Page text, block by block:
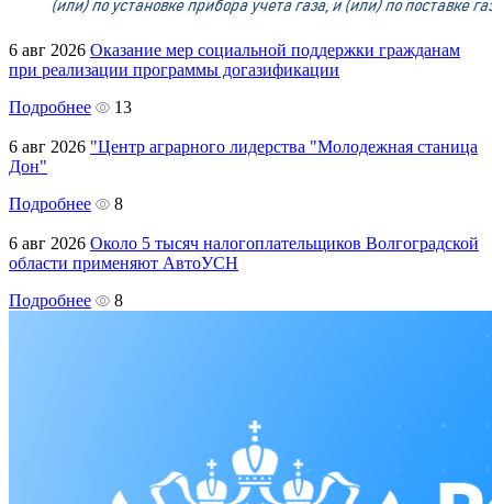
6 авг 2026 Оказание мер социальной поддержки гражданам
при реализации программы догазификации
Подробнее
13
6 авг 2026 "Центр аграрного лидерства "Молодежная станица
Дон"
Подробнее
8
6 авг 2026 Около 5 тысяч налогоплательщиков Волгоградской
области применяют АвтоУСН
Подробнее
8